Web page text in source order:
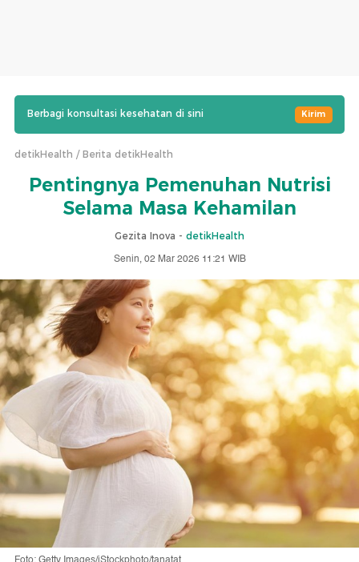
Berbagi konsultasi kesehatan di sini Kirim
detikHealth Berita detikHealth
Pentingnya Pemenuhan Nutrisi
Selama Masa Kehamilan
Gezita Inova - detikHealth
Senin, 02 Mar 2026 11:21 WIB